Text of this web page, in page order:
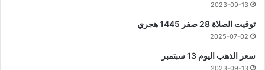
2023-09-13
توقيت الصلاة 28 صفر 1445 هجري
2025-07-02
سعر الذهب اليوم 13 سبتمبر
2023-09-13